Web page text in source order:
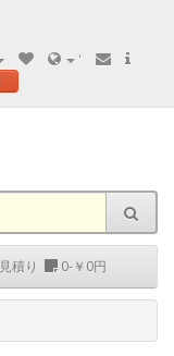
'
見積り 0-￥0円